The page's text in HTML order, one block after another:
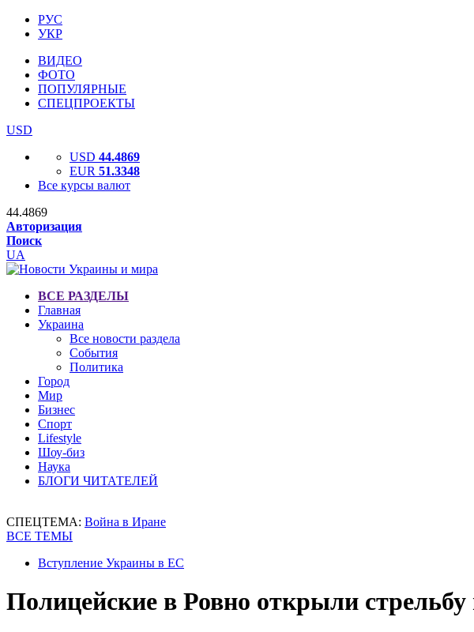
РУС
УКР
ВИДЕО
ФОТО
ПОПУЛЯРНЫЕ
СПЕЦПРОЕКТЫ
USD
USD 44.4869
EUR 51.3348
Все курсы валют
44.4869
Авторизация
Поиск
UA
ВСЕ РАЗДЕЛЫ
Главная
Украина
Все новости раздела
События
Политика
Город
Мир
Бизнес
Спорт
Lifestyle
Шоу-биз
Наука
БЛОГИ ЧИТАТЕЛЕЙ
СПЕЦТЕМА: Война в Иране
ВСЕ ТЕМЫ
Вступление Украины в ЕС
Полицейские в Ровно открыли стрельбу